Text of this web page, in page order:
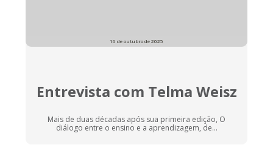
16 de outubro de 2025
Entrevista com Telma Weisz
Mais de duas décadas após sua primeira edição, O
diálogo entre o ensino e a aprendizagem, de...